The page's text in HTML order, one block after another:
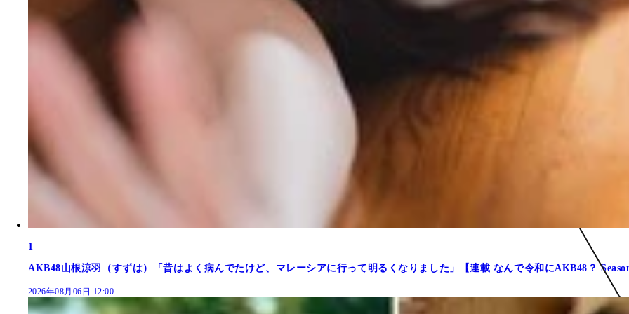
1
AKB48山根涼羽（すずは）「昔はよく病んでたけど、マレーシアに行って明るくなりました」【連載 なんで令和にAKB48？
2026年08月06日 12:00